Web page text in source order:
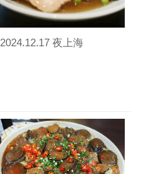
2024.12.17 夜上海